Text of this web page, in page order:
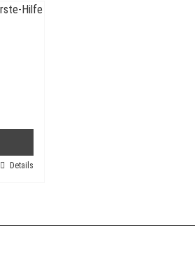
Details